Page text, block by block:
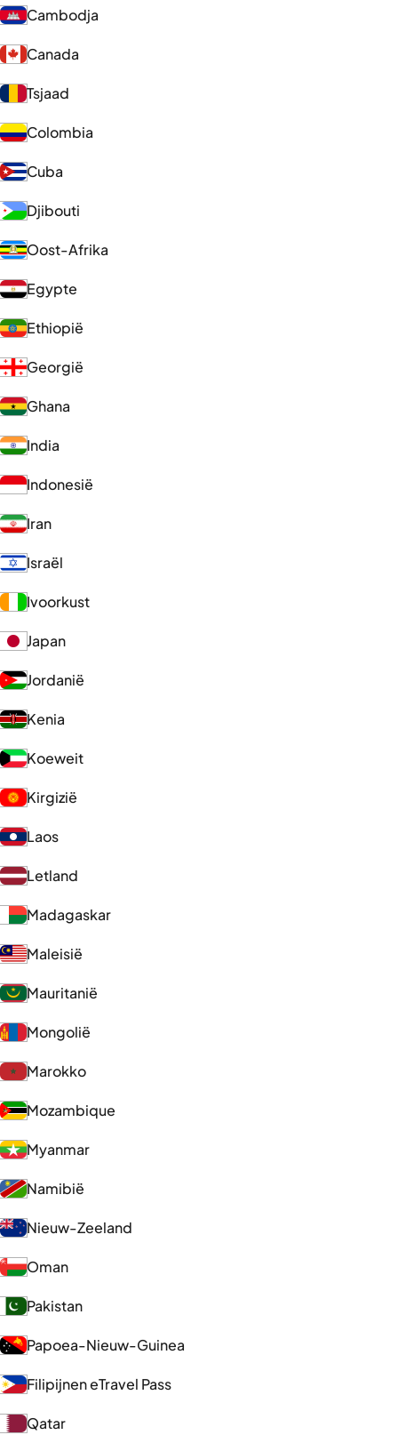
Cambodja
Canada
Tsjaad
Colombia
Cuba
Djibouti
Oost-Afrika
Egypte
Ethiopië
Georgië
Ghana
India
Indonesië
Iran
Israël
Ivoorkust
Japan
Jordanië
Kenia
Koeweit
Kirgizië
Laos
Letland
Madagaskar
Maleisië
Mauritanië
Mongolië
Marokko
Mozambique
Myanmar
Namibië
Nieuw-Zeeland
Oman
Pakistan
Papoea-Nieuw-Guinea
Filipijnen eTravel Pass
Qatar